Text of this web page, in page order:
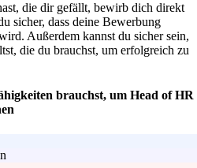
die dir gefällt, bewirb dich direkt
sicher, dass deine Bewerbung
Außerdem kannst du sicher sein,
die du brauchst, um erfolgreich zu
brauchst, um Head of HR